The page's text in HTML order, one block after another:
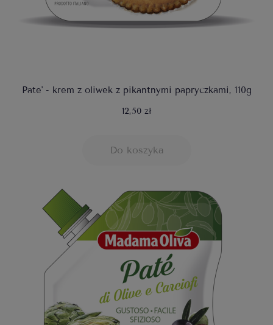
Pate' - krem z oliwek z pikantnymi papryczkami, 110g
12,50 zł
Do koszyka